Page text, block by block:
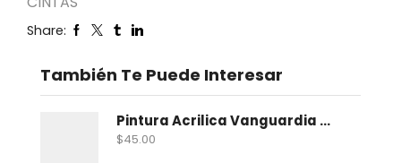
Share:
También Te Puede Interesar
Pintura Acrilica Vanguardia Metalica 100 Ml
$45.00